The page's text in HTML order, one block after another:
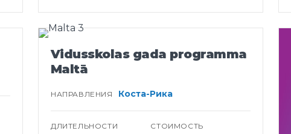
Vidusskolas gada programma
Maltā
НАПРАВЛЕНИЯ Коста-Рика
ДЛИТЕЛЬНОСТИ СТОИМОСТЬ